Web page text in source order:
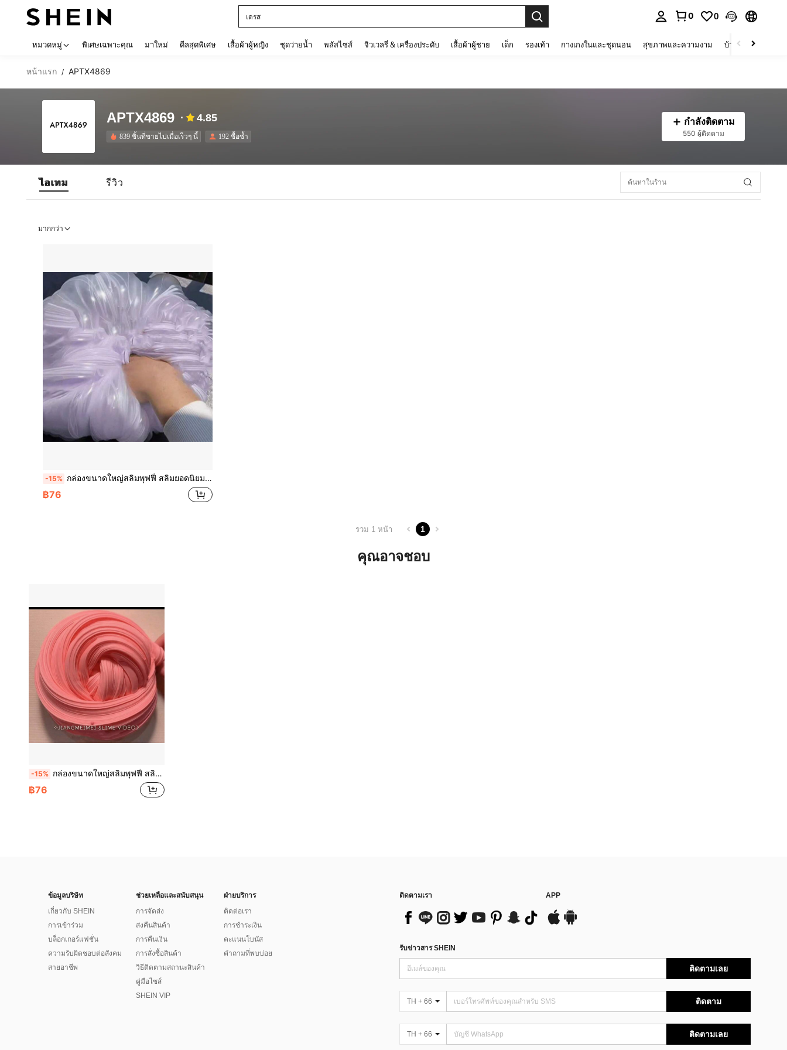
เดรส
0 0
หมวดหมู่ พิเศษเฉพาะคุณ มาใหม่ ดีลสุดพิเศษ เสื้อผ้าผู้หญิง ชุดว่ายน้ำ พลัสไซส์ จิวเวลรี่ & เครื่องประดับ เสื้อผ้าผู้ชาย เด็ก รองเท้า กางเกงในและชุดนอน สุขภาพและความงาม บ้านและที่อยู่อาศัย
หน้าแรก / APTX4869
APTX4869 4.85
839 ชิ้นที่ขายไปเมื่อเร็วๆ นี้ 192 ซื้อซ้ำ
กำลังติดตาม
550 ผู้ติดตาม
ไอเทม รีวิว
มากกว่า
-15% กล่องขนาดใหญ่สลิมพุฟฟี่ สลิมยอดนิยมบนอินเทอร์เน็ต ของเล่นทำให้คลายเครียด กอดน้ำนม น้ำเทียม ยืดหยุ่นสูง
฿76
รวม 1 หน้า 1
คุณอาจชอบ
-15% กล่องขนาดใหญ่สลิมพุฟฟี่ สลิมยอดนิยมบนอินเทอร์เน็ต ของเล่นทำให้คลายเครียด กอดน้ำนม น้ำเทียม ยืดหยุ่นสูง
฿76
ข้อมูลบริษัท
เกี่ยวกับ SHEIN
การเข้าร่วม
บล็อกเกอร์แฟชั่น
ความรับผิดชอบต่อสังคม
สายอาชีพ
ช่วยเหลือและสนับสนุน
การจัดส่ง
ส่งคืนสินค้า
การคืนเงิน
การสั่งซื้อสินค้า
วิธีติดตามสถานะสินค้า
คู่มือไซส์
SHEIN VIP
ฝ่ายบริการ
ติดต่อเรา
การชำระเงิน
คะแนนโบนัส
คำถามที่พบบ่อย
ติดตามเรา APP
รับข่าวสาร SHEIN
ติดตามเลย
TH + 66 ติดตาม
TH + 66 ติดตามเลย